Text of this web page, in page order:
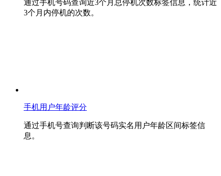
通过手机号码查询近3个月总停机次数标签信息，统计近
3个月内停机的次数。
手机用户年龄评分
通过手机号查询判断该号码实名用户年龄区间标签信
息。